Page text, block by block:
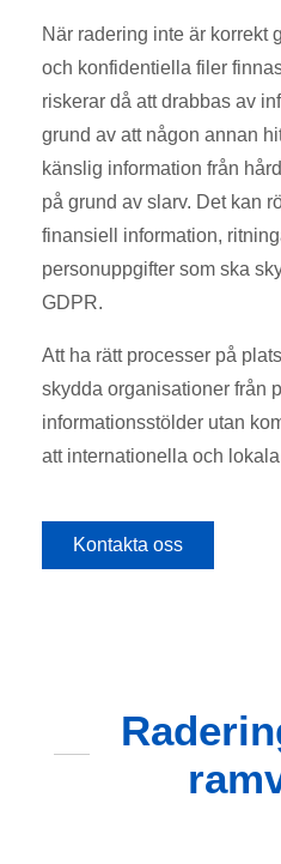
När radering inte är korrekt
och konfidentiella filer
riskerar då att drabbas av
grund av att någon annan
känslig information från
på grund av slarv. Det kan
finansiell information,
personuppgifter som ska
GDPR.
Att ha rätt processer på
skydda organisationer från
informationsstölder utan
att internationella och
Kontakta oss